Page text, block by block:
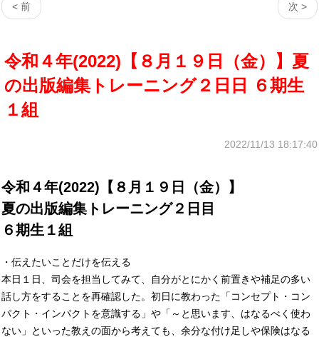
< 前 次 >
令和４年(2022)【８月１９日（金）】夏
の出版編集トレーニング２日日 ６期生
１組
2022/11/13 18:17:40
令和４年(2022)【８月１９日（金）】
夏の出版編集トレーニング２日目
６期生１組
・伝えたいことだけを伝える
本日１日、司会を担当してみて、自分がとにかく前置きや補足の多い
話し方をすることを再確認した。初日に教わった「コンセプト・コン
パクト・インパクトを意識する」や「～と思います、はなるべく使わ
ない」といった教えの面から考えても、余分な付け足しや保険はなる